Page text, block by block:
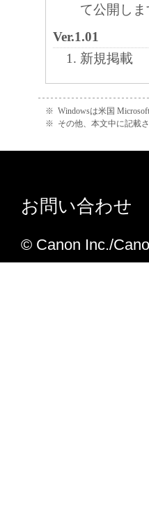
て公開しま
Ver.1.01
新規掲載
※ Windowsは米国
※ その他、本文中に記載
お問い合わせ
© Canon Inc./